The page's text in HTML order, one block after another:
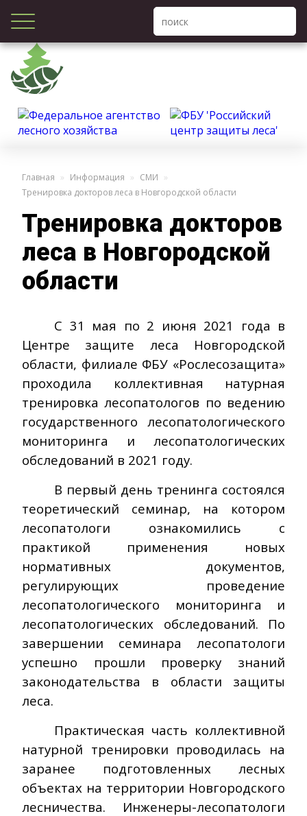
Главная Информация
СМИ
Тренировка докторов леса в Новгородской области
Тренировка докторов
леса в Новгородской
области
С 31 мая по 2 июня 2021 года в
Центре защите леса Новгородской
области, филиале ФБУ «Рослесозащита»
проходила коллективная натурная
тренировка лесопатологов по ведению
государственного лесопатологического
мониторинга и лесопатологических
обследований в 2021 году.
В первый день тренинга состоялся
теоретический семинар, на котором
лесопатологи ознакомились с
практикой применения новых
нормативных документов,
регулирующих проведение
лесопатологического мониторинга и
лесопатологических обследований. По
завершении семинара лесопатологи
успешно прошли проверку знаний
законодательства в области защиты
леса.
Практическая часть коллективной
натурной тренировки проводилась на
заранее подготовленных лесных
объектах на территории Новгородского
лесничества. Инженеры-лесопатологи